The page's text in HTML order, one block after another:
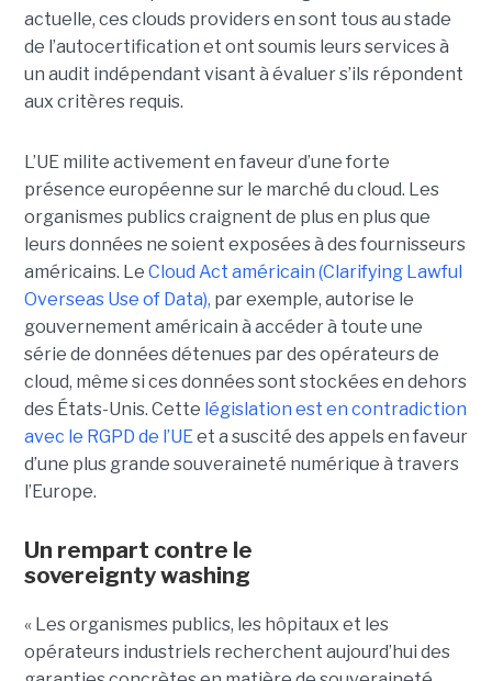
actuelle, ces clouds providers en sont tous au stade
de l’autocertification et ont soumis leurs services à
un audit indépendant visant à évaluer s’ils répondent
aux critères requis.
L’UE milite activement en faveur d’une forte
présence européenne sur le marché du cloud. Les
organismes publics craignent de plus en plus que
leurs données ne soient exposées à des fournisseurs
américains. Le Cloud Act américain (Clarifying Lawful
Overseas Use of Data), par exemple, autorise le
gouvernement américain à accéder à toute une
série de données détenues par des opérateurs de
cloud, même si ces données sont stockées en dehors
des États-Unis. Cette législation est en contradiction
avec le RGPD de l’UEet a suscité des appels en faveur
d’une plus grande souveraineté numérique à travers
l’Europe.
Un rempart contre le
sovereignty washing
« Les organismes publics, les hôpitaux et les
opérateurs industriels recherchent aujourd’hui des